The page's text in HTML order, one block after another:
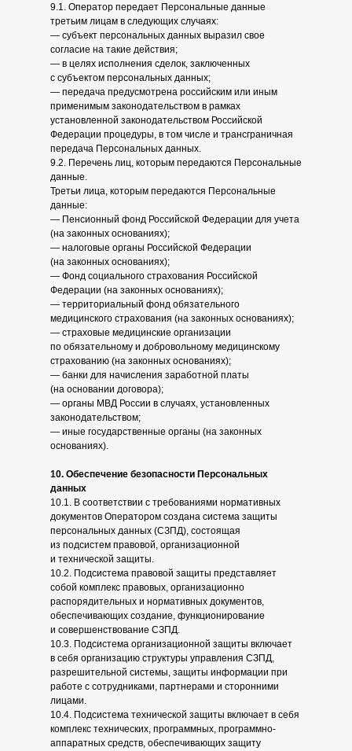
9.1. Оператор передает Персональные данные
третьим лицам в следующих случаях:
— субъект персональных данных выразил свое
согласие на такие действия;
— в целях исполнения сделок, заключенных
с субъектом персональных данных;
— передача предусмотрена российским или иным
применимым законодательством в рамках
установленной законодательством Российской
Федерации процедуры, в том числе и трансграничная
передача Персональных данных.
9.2. Перечень лиц, которым передаются Персональные
данные.
Третьи лица, которым передаются Персональные
данные:
— Пенсионный фонд Российской Федерации для учета
(на законных основаниях);
— налоговые органы Российской Федерации
(на законных основаниях);
— Фонд социального страхования Российской
Федерации (на законных основаниях);
— территориальный фонд обязательного
медицинского страхования (на законных основаниях);
— страховые медицинские организации
по обязательному и добровольному медицинскому
страхованию (на законных основаниях);
— банки для начисления заработной платы
(на основании договора);
— органы МВД России в случаях, установленных
законодательством;
— иные государственные органы (на законных
основаниях).
10. Обеспечение безопасности Персональных
данных
10.1. В соответствии с требованиями нормативных
документов Оператором создана система защиты
персональных данных (СЗПД), состоящая
из подсистем правовой, организационной
и технической защиты.
10.2. Подсистема правовой защиты представляет
собой комплекс правовых, организационно
распорядительных и нормативных документов,
обеспечивающих создание, функционирование
и совершенствование СЗПД.
10.3. Подсистема организационной защиты включает
в себя организацию структуры управления СЗПД,
разрешительной системы, защиты информации при
работе с сотрудниками, партнерами и сторонними
лицами.
10.4. Подсистема технической защиты включает в себя
комплекс технических, программных, программно-
аппаратных средств, обеспечивающих защиту